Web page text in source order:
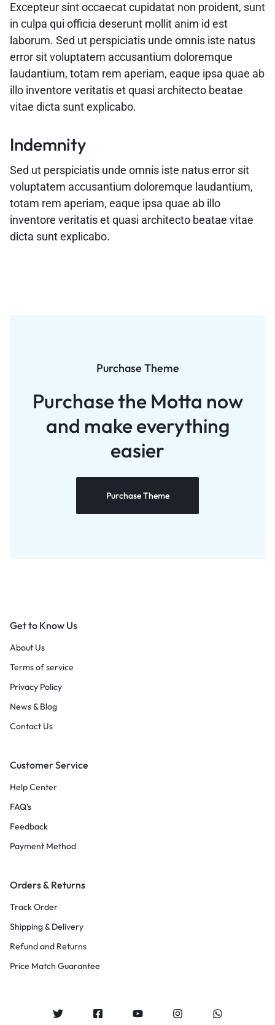
Excepteur sint occaecat cupidatat non proident, sunt
in culpa qui officia deserunt mollit anim id est
laborum. Sed ut perspiciatis unde omnis iste natus
error sit voluptatem accusantium doloremque
laudantium, totam rem aperiam, eaque ipsa quae ab
illo inventore veritatis et quasi architecto beatae
vitae dicta sunt explicabo.
Indemnity
Sed ut perspiciatis unde omnis iste natus error sit
voluptatem accusantium doloremque laudantium,
totam rem aperiam, eaque ipsa quae ab illo
inventore veritatis et quasi architecto beatae vitae
dicta sunt explicabo.
Purchase Theme
Purchase the Motta now
and make everything
easier
Purchase Theme
Get to Know Us
About Us
Terms of service
Privacy Policy
News & Blog
Contact Us
Customer Service
Help Center
FAQ’s
Feedback
Payment Method
Orders & Returns
Track Order
Shipping & Delivery
Refund and Returns
Price Match Guarantee